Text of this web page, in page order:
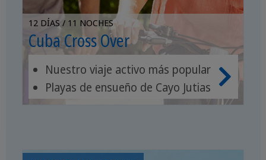
12 DÍAS / 11 NOCHES
Cuba Cross Over
Nuestro viaje activo más popular
Playas de ensueño de Cayo Jutias
Trinidad, Viñales, Cienfuegos, La